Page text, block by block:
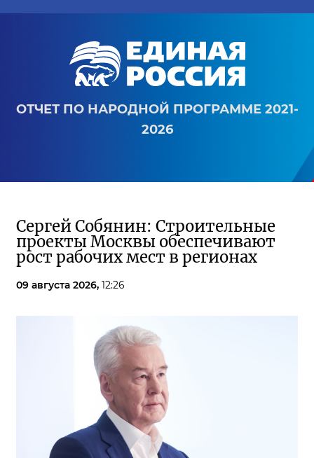
ОТЧЕТ ПО НАРОДНОЙ ПРОГРАММЕ 2021-
2026
Сергей Собянин: Строительные
проекты Москвы обеспечивают
рост рабочих мест в регионах
09 августа 2026, 12:26